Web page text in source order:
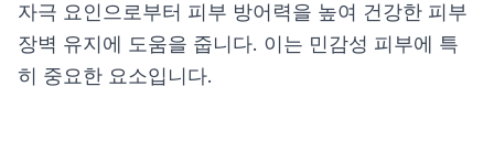
자극 요인으로부터 피부 방어력을 높여 건강한 피부
장벽 유지에 도움을 줍니다. 이는 민감성 피부에 특
히 중요한 요소입니다.